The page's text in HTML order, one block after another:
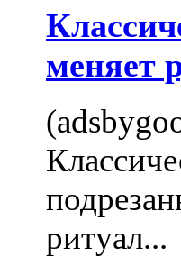
меняет
ритуал...